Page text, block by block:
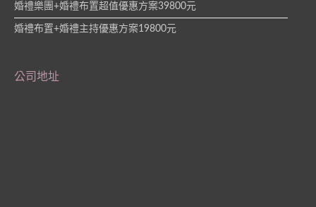
婚禮樂團+婚禮布置超值優惠方案39800元
婚禮布置+婚禮主持優惠方案19800元
公司地址